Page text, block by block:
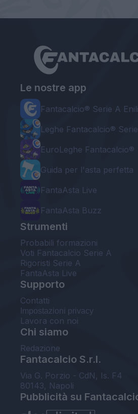
Le nostre app
Fantacalcio® Serie A
Leghe Fantacalcio®
EuroLeghe Fantacalcio®
Guida per l'asta perfetta
FantaAsta Live
FantaAsta Buzz
Strumenti
Probabili formazioni
Voti Fantacalcio Serie A
Rigoristi Serie A
FantaAsta Live
Supporto
Contatti
Impostazioni privacy
Lavora con noi
Chi siamo
Redazione
Fantacalcio S.r.l.
Via G. Porzio - CdN, Is. F4
80143, Napoli
Pubblicità su